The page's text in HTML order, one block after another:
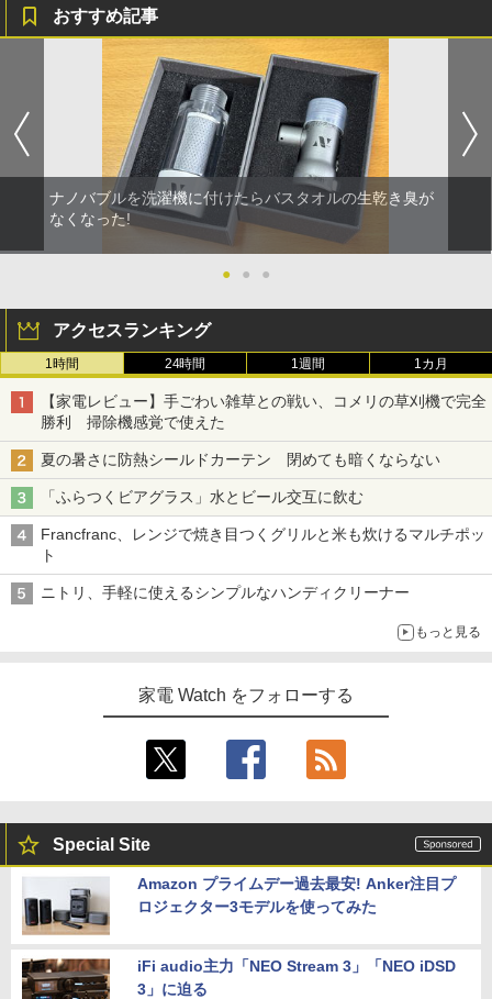
おすすめ記事
ナノバブルを洗濯機に付けたらバスタオルの生乾き臭が
なくなった!
● ● ●
アクセスランキング
1時間 24時間 1週間 1カ月
【家電レビュー】手ごわい雑草との戦い、コメリの草刈機で完全
勝利 掃除機感覚で使えた
夏の暑さに防熱シールドカーテン 閉めても暗くならない
「ふらつくビアグラス」水とビール交互に飲む
Francfranc、レンジで焼き目つくグリルと米も炊けるマルチポッ
ト
ニトリ、手軽に使えるシンプルなハンディクリーナー
もっと見る
家電 Watch をフォローする
Special Site
Amazon プライムデー過去最安! Anker注目プ
ロジェクター3モデルを使ってみた
iFi audio主力「NEO Stream 3」「NEO iDSD
3」に迫る